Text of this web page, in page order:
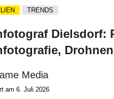
TRENDS
Dielsdorf:
Media
am 6. Juli 2026